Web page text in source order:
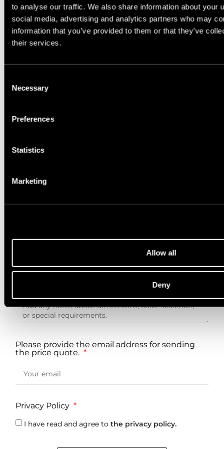
to analyse our traffic. We also share information about your
social media, advertising and analytics partners who may
information that you’ve provided to them or that they’ve
their services.
Selection
Necessary
Preferences
Statistics
Marketing
Allow all
Deny
Please provide the email address for sending
the price quote.
Privacy Policy
I have read and agree tothe privacy policy.